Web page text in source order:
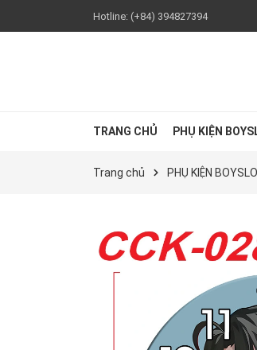
Hotline: (+84) 394827394
TRANG CHỦ PHỤ KIỆN
Trang chủ PHỤ KIỆN